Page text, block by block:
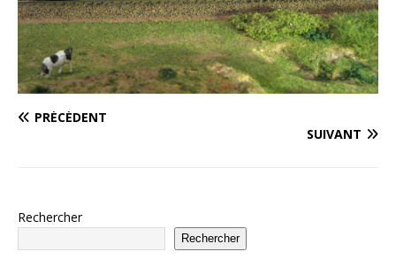
PRÉCÉDENT
SUIVANT
Rechercher
Rechercher